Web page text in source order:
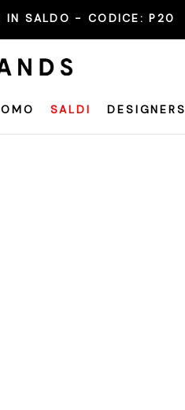
IN SALDO - CODICE:P20
SALDI DESIGNERS